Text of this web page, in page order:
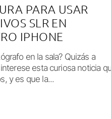
PARA USAR
SLR EN
IPHONE
en la sala? Quizás a
esta curiosa noticia
y es que la...